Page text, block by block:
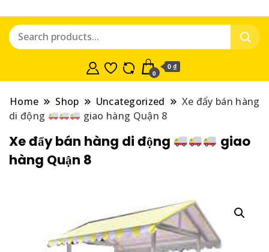
0
0 ₫
Home Shop Uncategorized
Xe đẩy bán hàng
di động
giao hàng Quận 8
Xe đẩy bán hàng di động
giao
hàng Quận 8